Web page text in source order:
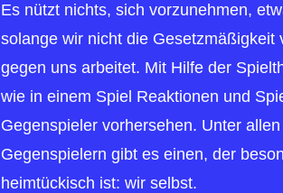
Es nützt nichts, sich vorzunehmen,
solange wir nicht die Gesetzmäßigkeit
gegen uns arbeitet. Mit Hilfe der
wie in einem Spiel Reaktionen und
Gegenspieler vorhersehen. Unter
Gegenspielern gibt es einen, der
heimtückisch ist: wir selbst.